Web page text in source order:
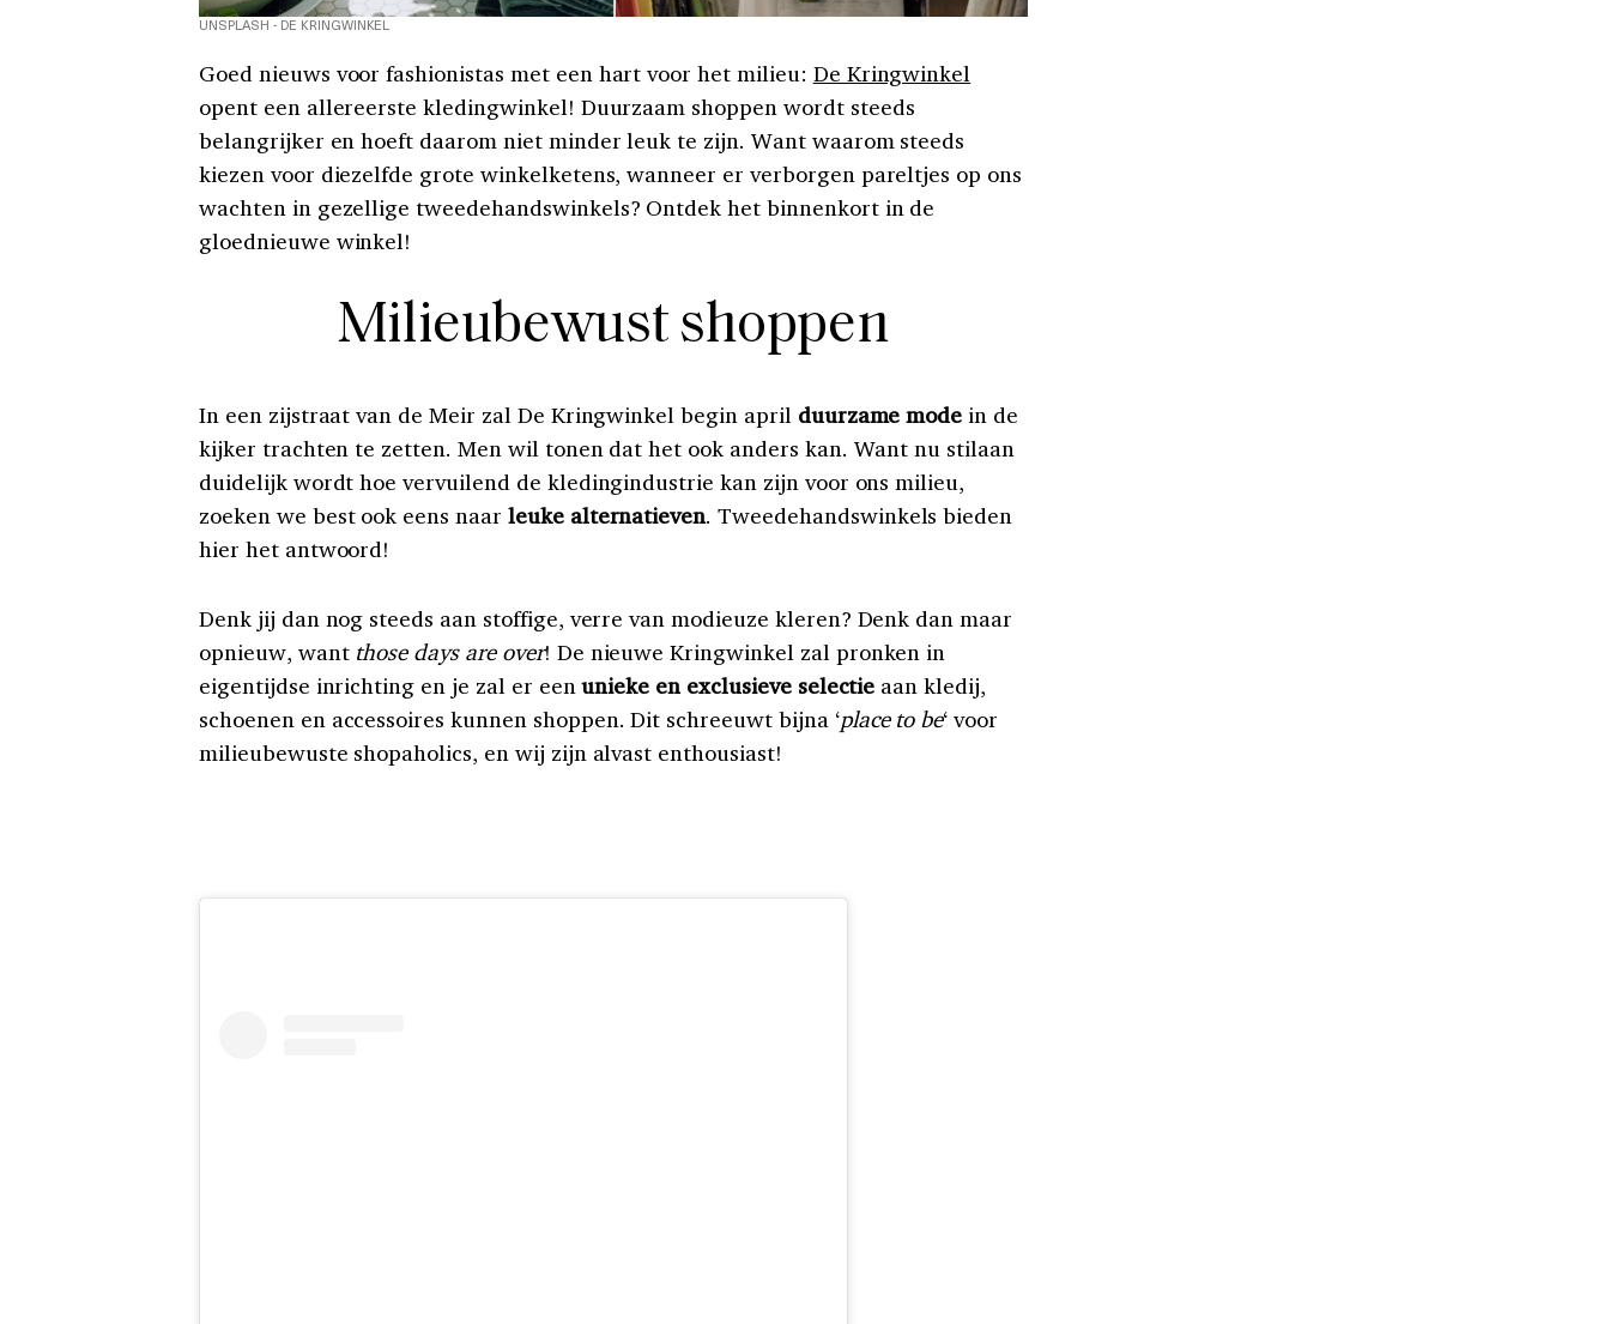
UNSPLASH - DE KRINGWINKEL
Goed nieuws voor fashionistas met een hart voor het milieu: De Kringwinkel
opent een allereerste kledingwinkel! Duurzaam shoppen wordt steeds
belangrijker en hoeft daarom niet minder leuk te zijn. Want waarom steeds
kiezen voor diezelfde grote winkelketens, wanneer er verborgen pareltjes op ons
wachten in gezellige tweedehandswinkels? Ontdek het binnenkort in de
gloednieuwe winkel!
Milieubewust shoppen
In een zijstraat van de Meir zal De Kringwinkel begin april duurzame mode in de
kijker trachten te zetten. Men wil tonen dat het ook anders kan. Want nu stilaan
duidelijk wordt hoe vervuilend de kledingindustrie kan zijn voor ons milieu,
zoeken we best ook eens naar leuke alternatieven. Tweedehandswinkels bieden
hier het antwoord!
Denk jij dan nog steeds aan stoffige, verre van modieuze kleren? Denk dan maar
opnieuw, want those days are over! De nieuwe Kringwinkel zal pronken in
eigentijdse inrichting en je zal er eenunieke en exclusieve selectie aan kledij,
schoenen en accessoires kunnen shoppen. Dit schreeuwt bijna ‘place to be‘ voor
milieubewuste shopaholics, en wij zijn alvast enthousiast!